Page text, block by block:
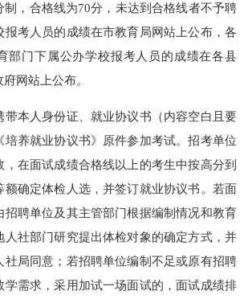
制，合格线为70分，未达到合格线者不予聘
报考人员的成绩在市教育局网站上公布，各
部门下属公办学校报考人员的成绩在各县
网站上公布。
本人身份证、就业协议书（内容空白且要
培养就业协议书》原件参加考试。招考单位
在面试成绩合格线以上的考生中按高分到
额确定体检人选，并签订就业协议书。若面
招聘单位及其主管部门根据编制情况和教育
人社部门研究提出体检对象的确定方式，并
社局同意；若招聘单位编制不足或原有招聘
学需求，采用加试一场面试的，面试成绩排